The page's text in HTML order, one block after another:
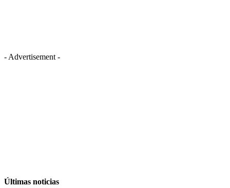
- Advertisement -
Últimas noticias